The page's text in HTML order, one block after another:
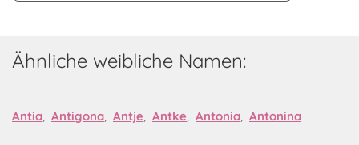
Ähnliche weibliche Namen:
Antia, Antigona, Antje, Antke, Antonia, Antonina